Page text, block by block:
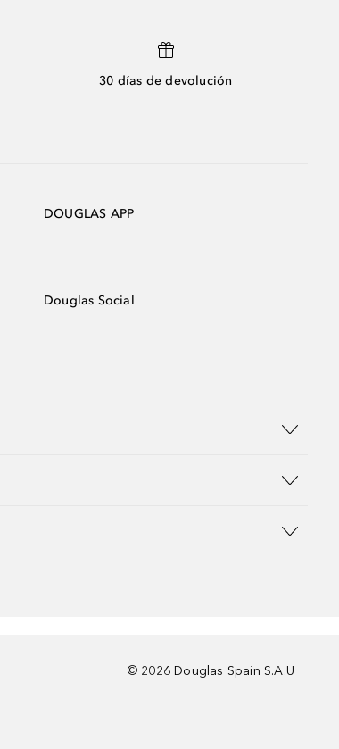
30 días de devolución
DOUGLAS APP
Douglas Social
© 2026 Douglas Spain S.A.U